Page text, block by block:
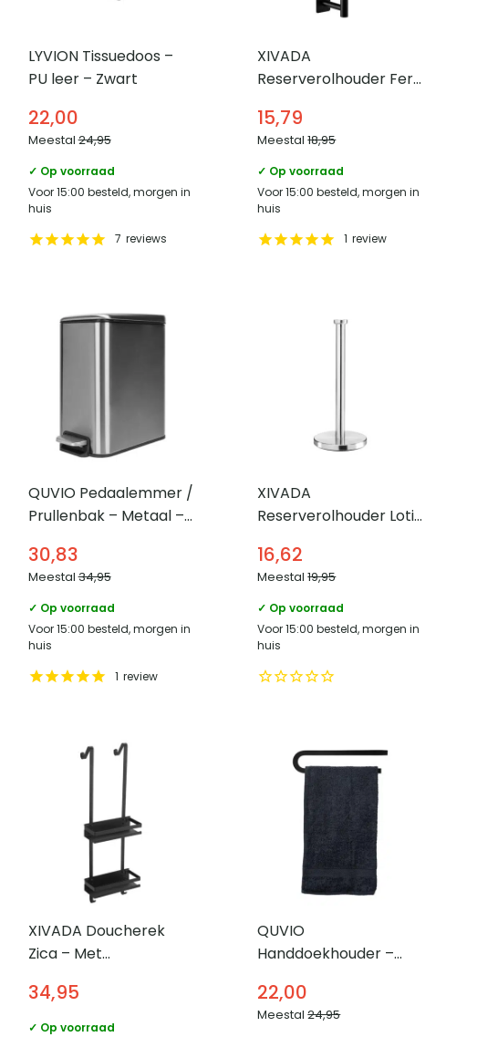
LYVION Tissuedoos –
PU leer – Zwart
22,00
Meestal24,95
✓ Op voorraad
Voor 15:00 besteld, morgen in
huis
7 reviews
XIVADA
Reserverolhouder Fera
Schroefset – Rvs –
Zwart
15,79
Meestal18,95
✓ Op voorraad
Voor 15:00 besteld, morgen in
huis
1 review
QUVIO Pedaalemmer /
Prullenbak – Metaal –
30,83
Meestal34,95
✓ Op voorraad
Voor 15:00 besteld, morgen in
huis
1 review
XIVADA
Reserverolhouder Lotis
wc rollen – Zilver
16,62
Meestal19,95
✓ Op voorraad
Voor 15:00 besteld, morgen in
huis
XIVADA Doucherek
Zica – Met
2 Laags – Zwart
34,95
✓ Op voorraad
QUVIO
Handdoekhouder –
cm
22,00
Meestal24,95